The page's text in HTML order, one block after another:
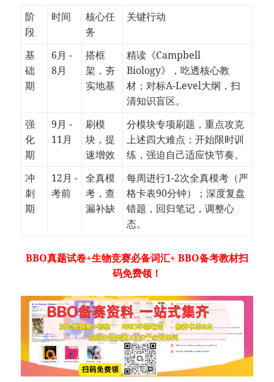
阶
段
时间
核心任
务
关键行动
基
础
期
6月 -
8月
搭框
架，夯
实地基
精读《Campbell
Biology》，吃透核心教
材；对标A-Level大纲，扫
清知识盲区。
强
化
期
9月 -
11月
刷模
块，提
速增效
分模块专项刷题，重点攻克
上述四大难点；开始限时训
练，强迫自己适应快节奏。
冲
刺
期
12月 -
考前
全真模
考，查
漏补缺
每周进行1-2次全真模考（严
格卡表90分钟）；深度复盘
错题，回归笔记，调整心
态。
BBO真题试卷+生物竞赛必备词汇+ BBO备考教材扫
码免费领！